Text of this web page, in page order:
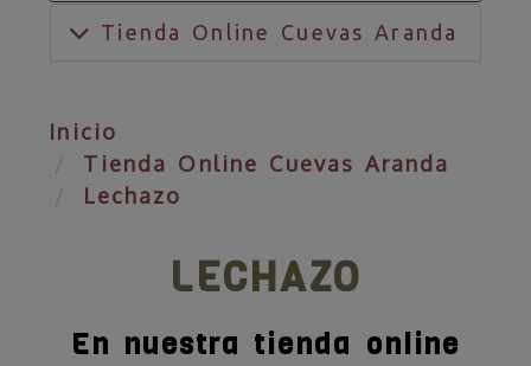
Tienda Online Cuevas Aranda
Inicio
Tienda Online Cuevas Aranda
Lechazo
LECHAZO
En nuestra tienda online